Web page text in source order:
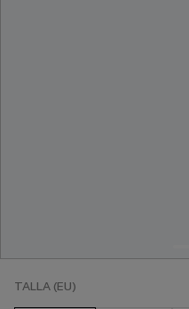
TALLA (EU)